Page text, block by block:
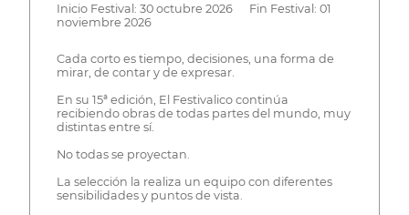
Inicio Festival: 30 octubre 2026 Fin Festival: 01
noviembre 2026
Cada corto es tiempo, decisiones, una forma de
mirar, de contar y de expresar.
En su 15ª edición, El Festivalico continúa
recibiendo obras de todas partes del mundo, muy
distintas entre sí.
No todas se proyectan.
La selección la realiza un equipo con diferentes
sensibilidades y puntos de vista.